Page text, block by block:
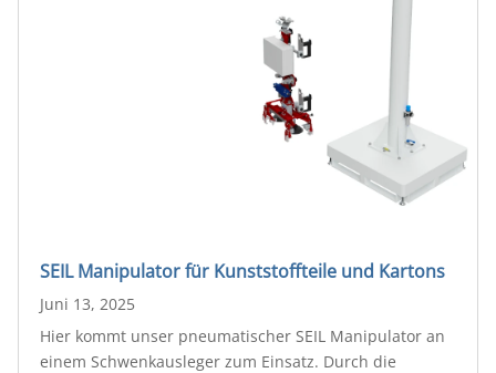
SEIL Manipulator für Kunststoffteile und Kartons
Juni 13, 2025
Hier kommt unser pneumatischer SEIL Manipulator an
einem Schwenkausleger zum Einsatz. Durch die